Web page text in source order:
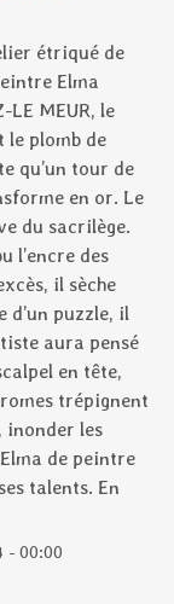
étriqué de
Elma
LE MEUR, le
le plomb de
qu’un tour de
en or. Le
du sacrilège.
l’encre des
il sèche
d’un puzzle, il
aura pensé
en tête,
trépignent
inonder les
de peintre
talents. En
- 00:00